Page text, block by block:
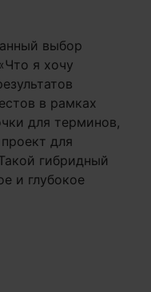
выбор
я хочу
в рамках
для терминов,
для
гибридный
и глубокое